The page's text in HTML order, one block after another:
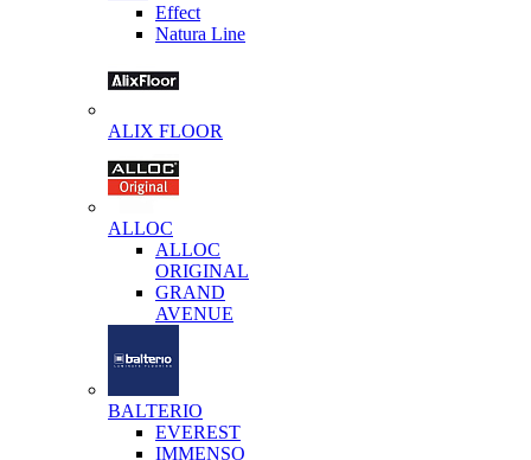
Effect
Natura Line
ALIX FLOOR
ALLOC
ALLOC
ORIGINAL
GRAND
AVENUE
BALTERIO
EVEREST
IMMENSO